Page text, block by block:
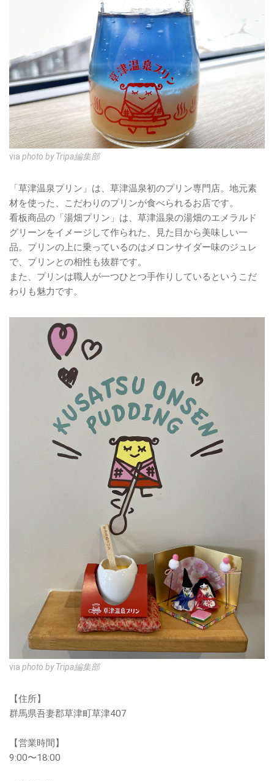
via photo by Tripa編集部
「草津温泉プリン」は、草津温泉初のプリン専門店。地元素
材を使った、こだわりのプリンが食べられるお店です。
看板商品の「湯畑プリン」は、草津温泉の湯畑のエメラルド
グリーンをイメージして作られた、見た目から美味しい一
品。プリンの上に乗っているのはメロンサイダー味のジュレ
で、プリンとの相性も抜群です。
また、プリンは職人が一つひとつ手作りしているというこだ
わりも魅力です。
via photo by Tripa編集部
【住所】
群馬県吾妻郡草津町草津407
【営業時間】
9:00〜18:00